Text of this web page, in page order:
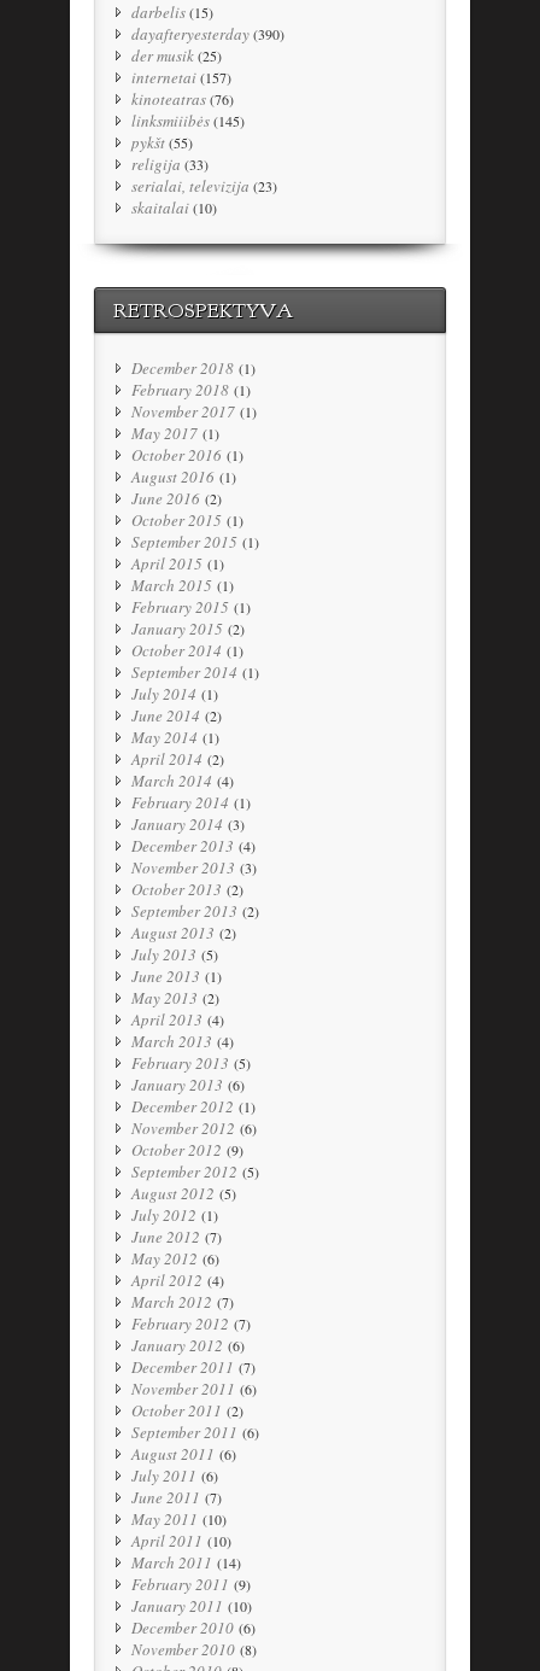
darbelis(15)
dayafteryesterday(390)
der musik(25)
internetai(157)
kinoteatras(76)
linksmiiibės(145)
pykšt(55)
religija (33)
serialai, televizija (23)
skaitalai(10)
RETROSPEKTYVA
December 2018 (1)
February 2018 (1)
November 2017 (1)
May 2017 (1)
October 2016 (1)
August 2016 (1)
June 2016 (2)
October 2015 (1)
September 2015 (1)
April 2015 (1)
March 2015 (1)
February 2015 (1)
January 2015 (2)
October 2014 (1)
September 2014 (1)
July 2014 (1)
June 2014 (2)
May 2014 (1)
April 2014 (2)
March 2014 (4)
February 2014 (1)
January 2014 (3)
December 2013 (4)
November 2013 (3)
October 2013 (2)
September 2013 (2)
August 2013 (2)
July 2013 (5)
June 2013 (1)
May 2013 (2)
April 2013 (4)
March 2013 (4)
February 2013 (5)
January 2013 (6)
December 2012 (1)
November 2012 (6)
October 2012 (9)
September 2012 (5)
August 2012 (5)
July 2012 (1)
June 2012 (7)
May 2012 (6)
April 2012 (4)
March 2012 (7)
February 2012 (7)
January 2012 (6)
December 2011 (7)
November 2011 (6)
October 2011 (2)
September 2011 (6)
August 2011 (6)
July 2011 (6)
June 2011 (7)
May 2011 (10)
April 2011 (10)
March 2011 (14)
February 2011 (9)
January 2011 (10)
December 2010 (6)
November 2010 (8)